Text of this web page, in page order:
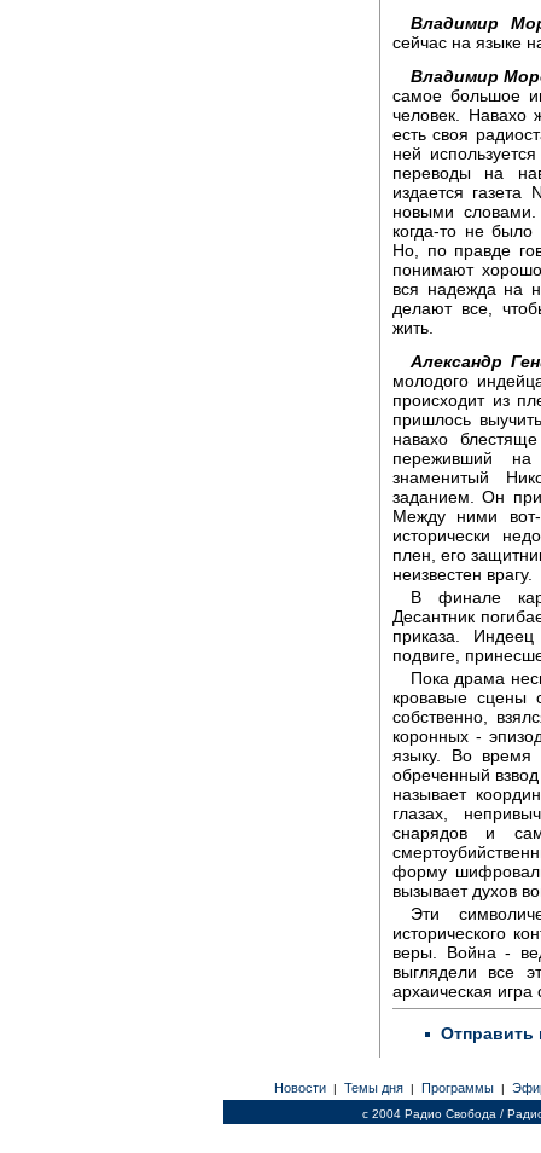
Владимир
сейчас на языке
Владимир
самое большое
человек. Навахо
есть своя
ней
переводы на
издается газетa
новыми
когда-то не
Но, по правде
понимают
вся надежда на
делают все,
жить.
Александр
молодого
происходит из
пришлось
навахо
переживший
знаменитый
заданием. Он
Между ними
исторически
плен, его
неизвестен врагу.
В финале
Десантник
приказа.
подвиге,
Пока драма
кровавые сцены
собственно,
коронных -
языку. Во время
обреченный
называет
глазах,
снарядов и
форму
вызывает духов
Эти
исторического
веры. Война -
выглядели все
архаическая
Отправить
Новости | Темы дня | Программы |
c 2004 Радио Свобода /